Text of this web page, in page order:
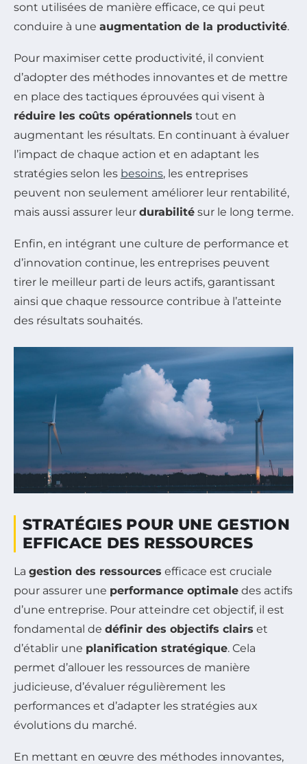
sont utilisées de manière efficace, ce qui peut
conduire à une augmentation de la productivité.
Pour maximiser cette productivité, il convient
d’adopter des méthodes innovantes et de mettre
en place des tactiques éprouvées qui visent à
réduire les coûts opérationnels tout en
augmentant les résultats. En continuant à évaluer
l’impact de chaque action et en adaptant les
stratégies selon les besoins, les entreprises
peuvent non seulement améliorer leur rentabilité,
mais aussi assurer leur durabilité sur le long terme.
Enfin, en intégrant une culture de performance et
d’innovation continue, les entreprises peuvent
tirer le meilleur parti de leurs actifs, garantissant
ainsi que chaque ressource contribue à l’atteinte
des résultats souhaités.
STRATÉGIES POUR UNE GESTION
EFFICACE DES RESSOURCES
La gestion des ressources efficace est cruciale
pour assurer une performance optimale des actifs
d’une entreprise. Pour atteindre cet objectif, il est
fondamental de définir des objectifs clairs et
d’établir une planification stratégique. Cela
permet d’allouer les ressources de manière
judicieuse, d’évaluer régulièrement les
performances et d’adapter les stratégies aux
évolutions du marché.
En mettant en œuvre des méthodes innovantes,